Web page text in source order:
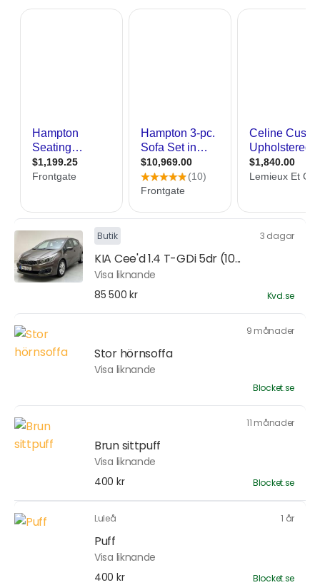
Butik 3 dagar
KIA Cee'd 1.4 T-GDi 5dr (10...
Visa liknande
85 500 kr
Kvd.se
9 månader
Stor hörnsoffa
Visa liknande
Blocket.se
11 månader
Brun sittpuff
Visa liknande
400 kr
Blocket.se
Luleå 1 år
Puff
Visa liknande
400 kr
Blocket.se